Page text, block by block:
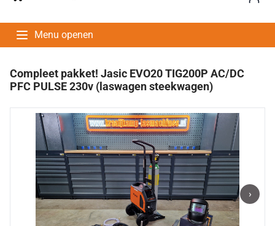
Menu openen
Compleet pakket! Jasic EVO20 TIG200P AC/DC
PFC PULSE 230v (laswagen steekwagen)
›